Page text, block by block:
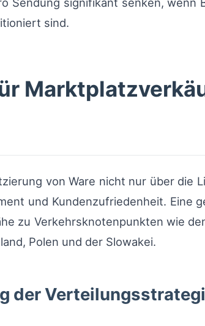
sind.
von Ware nicht nur über die
und Kundenzufriedenheit. Eine
zu Verkehrsknotenpunkten wie
Polen und der Slowakei.
der